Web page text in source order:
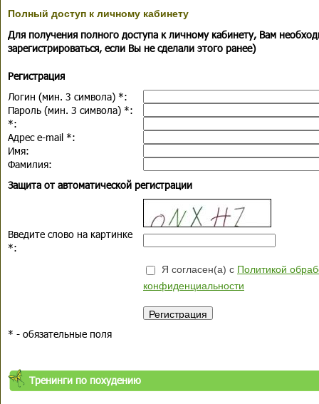
Полный доступ к личному кабинету
Для получения полного доступа к личному кабинету, Вам
зарегистрироваться, если Вы не сделали этого ранее)
Регистрация
Логин (мин. 3 символа) *:
Пароль (мин. 3 символа) *:
*:
Адрес e-mail *:
Имя:
Фамилия:
Защита от автоматической регистрации
Введите слово на картинке
*:
Я согласен(а) с Политикой
конфиденциальности
* - обязательные поля
Тренинги по похудению